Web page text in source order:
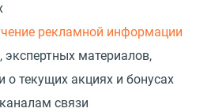
рекламной информации
экспертных материалов,
о текущих акциях и бонусах
связи